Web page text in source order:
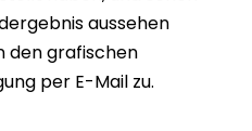
aussehen
den grafischen
per E-Mail zu.